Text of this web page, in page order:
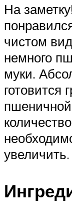
На
чистом
немного
муки.
готовится
увеличить.